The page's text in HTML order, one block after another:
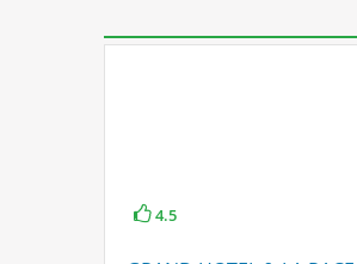
4.5